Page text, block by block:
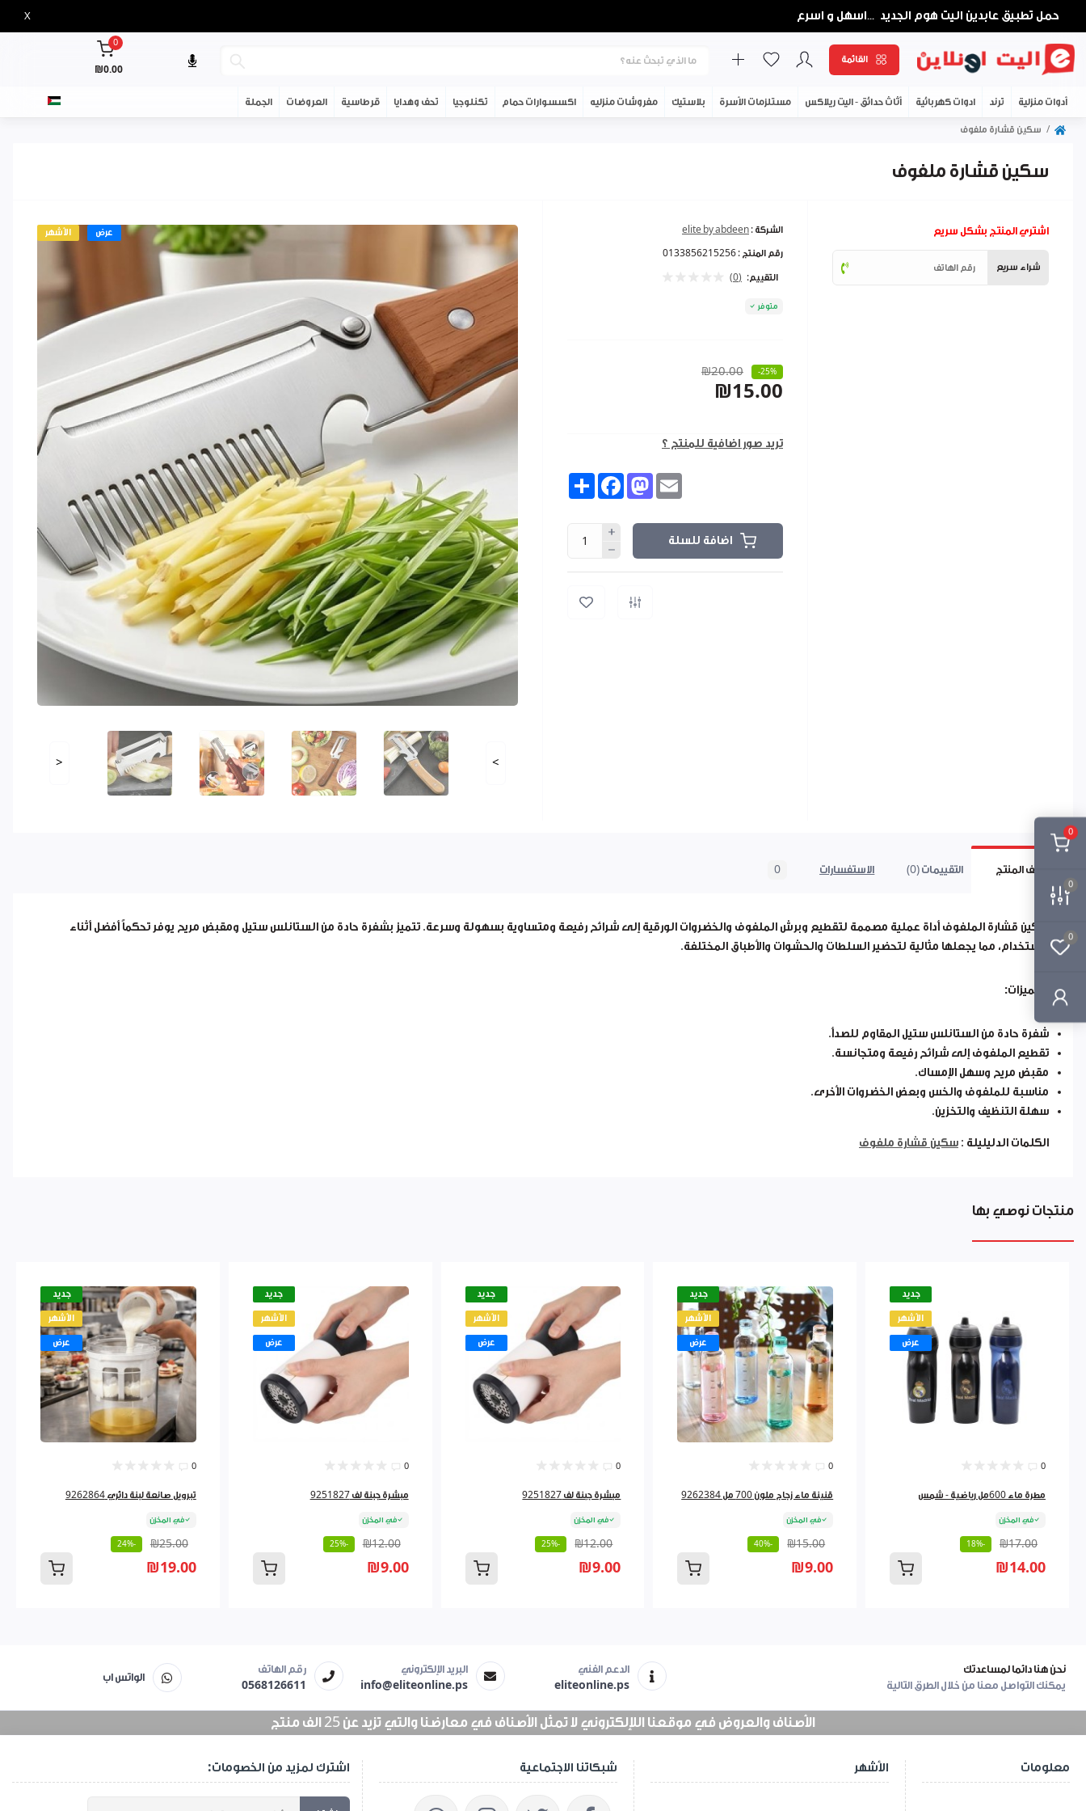
0
0
0
حمل تطبيق عابدين اليت هوم الجديد ...اسهل و اسرع X
القائمة
0
₪0.00
أدوات منزلية ترند ادوات كهربائية أثاث حدائق - اليت ريلاكس مستلزمات الأسرة بلاستيك مفروشات منزليه اكسسوارات حمام تكنلوجيا تحف وهدايا قرطاسية العروضات الجملة
سكين قشارة ملفوف
سكين قشارة ملفوف
الأشهر عرض
< >
الشركة : elite by abdeen
رقم المنتج : 0133856215256
التقييم: (0)
متوفر
₪20.00 -25%
₪15.00
تريد صور اضافية للمنتج ؟
Share FacebookMastodon
اضافة للسلة
اشتري المنتج بشكل سريع
شراء سريع
وصف المنتج التقييمات (0) الاستفسارات 0
سكين قشارة الملفوف أداة عملية مصممة لتقطيع وبرش الملفوف والخضروات الورقية إلى شرائح رفيعة ومتساوية بسهولة وسرعة. تتميز بشفرة حادة من الستانلس ستيل ومقبض مريح يوفر تحكماً أفضل أثناء
الاستخدام، مما يجعلها مثالية لتحضير السلطات والحشوات والأطباق المختلفة.
المميزات:
شفرة حادة من الستانلس ستيل المقاوم للصدأ.
تقطيع الملفوف إلى شرائح رفيعة ومتجانسة.
مقبض مريح وسهل الإمساك.
مناسبة للملفوف والخس وبعض الخضروات الأخرى.
سهلة التنظيف والتخزين.
الكلمات الدليليلة : سكين قشارة ملفوف
منتجات نوصي بها
جديد
الأشهر
عرض
0
مطرة ماء 600مل رياضية - شمس
في المخزن
₪17.00
-18%
₪14.00
جديد
الأشهر
عرض
0
قنينة ماء زجاج ملون 700 مل 9262384
في المخزن
₪15.00
-40%
₪9.00
جديد
الأشهر
عرض
0
مبشرة جبنة لف 9251827
في المخزن
₪12.00
-25%
₪9.00
جديد
الأشهر
عرض
0
مبشرة جبنة لف 9251827
في المخزن
₪12.00
-25%
₪9.00
جديد
الأشهر
عرض
0
تبرويل صانعة لبنة دائري 9262864
في المخزن
₪25.00
-24%
₪19.00
نحن هنا دائما لمساعدتك
يمكنك التواصل معنا من خلال الطرق التالية
الدعم الفني
eliteonline.ps
البريد الإلكتروني
info@eliteonline.ps
رقم الهاتف
0568126611
الواتس اب
الأصناف والعروض في موقعنا اللإلكتروني لا تمثل الأصناف في معارضنا والتي تزيد عن 25 الف منتج
اشترك لمزيد من الخصومات: شبكاتنا الاجتماعية الأشهر معلومات